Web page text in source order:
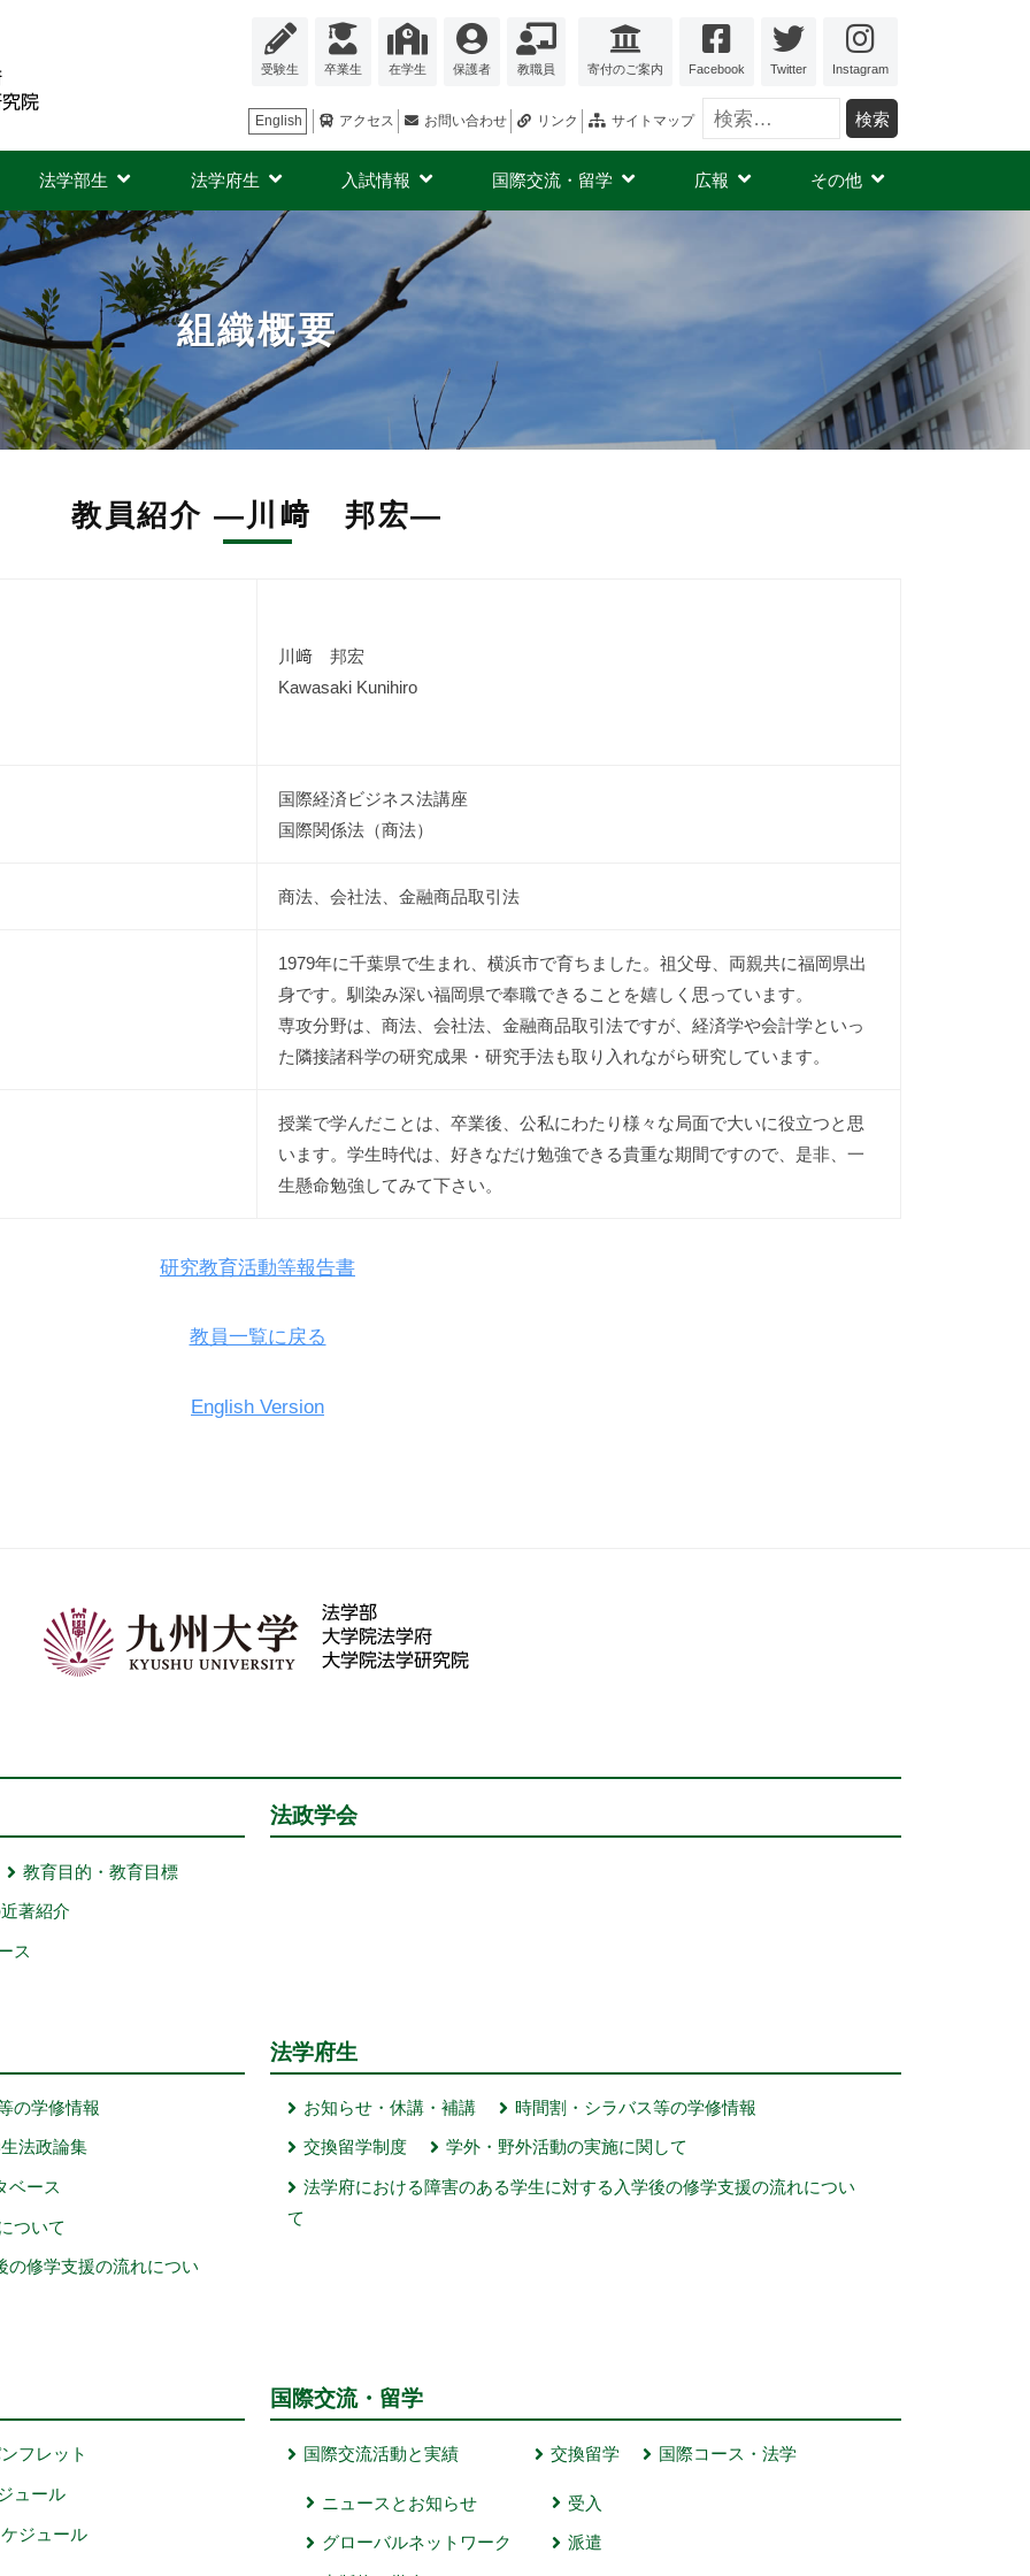
受験生 卒業生 在学生 保護者 教職員 寄付のご案内 Facebook Twitter Instagram
English アクセス お問い合わせ リンク サイトマップ
検索:
法学部生 法学府生 入試情報 国際交流・留学 広報 その他
組織概要
教員紹介 ―川﨑 邦宏―
川﨑 邦宏
Kawasaki Kunihiro
国際経済ビジネス法講座
国際関係法（商法）
商法、会社法、金融商品取引法
1979年に千葉県で生まれ、横浜市で育ちました。祖父母、両親共に福岡県出
身です。馴染み深い福岡県で奉職できることを嬉しく思っています。
専攻分野は、商法、会社法、金融商品取引法ですが、経済学や会計学といっ
た隣接諸科学の研究成果・研究手法も取り入れながら研究しています。
授業で学んだことは、卒業後、公私にわたり様々な局面で大いに役立つと思
います。学生時代は、好きなだけ勉強できる貴重な期間ですので、是非、一
生懸命勉強してみて下さい。
研究教育活動等報告書
教員一覧に戻る
English Version
教育目的・教育目標
著紹介
ス
法政学会
の学修情報
法政論集
ベース
ついて
の修学支援の流れについ
法学府生
お知らせ・休講・補講 時間割・シラバス等の学修情報
交換留学制度 学外・野外活動の実施に関して
法学府における障害のある学生に対する入学後の修学支援の流れについ
て
フレット
ュール
ジュール
国際交流・留学
国際交流活動と実績
ニュースとお知らせ
グローバルネットワーク
交換留学
受入
派遣
国際コース・法学